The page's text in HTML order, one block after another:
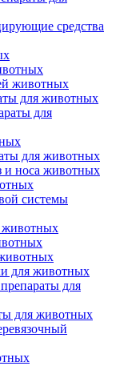
средства
животных
для животных
для
для животных
и носа животных
системы
животных
для животных
для
для животных